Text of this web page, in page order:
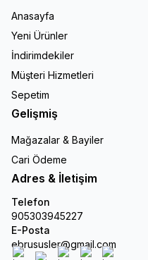
Anasayfa
Yeni Ürünler
İndirimdekiler
Müşteri Hizmetleri
Sepetim
Gelişmiş
Mağazalar & Bayiler
Cari Ödeme
Adres & İletişim
Telefon
905303945227
E-Posta
ebrususler@gmail.com